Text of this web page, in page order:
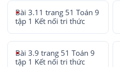
Bài 3.11 trang 51 Toán 9
tập 1 Kết nối tri thức
Bài 3.9 trang 51 Toán 9
tập 1 Kết nối tri thức